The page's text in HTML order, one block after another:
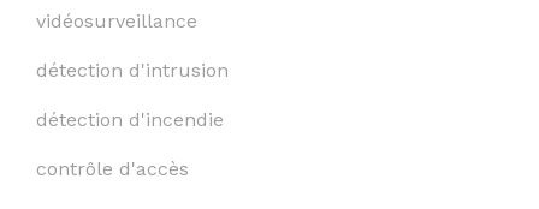
vidéosurveillance
détection d'intrusion
détection d'incendie
contrôle d'accès